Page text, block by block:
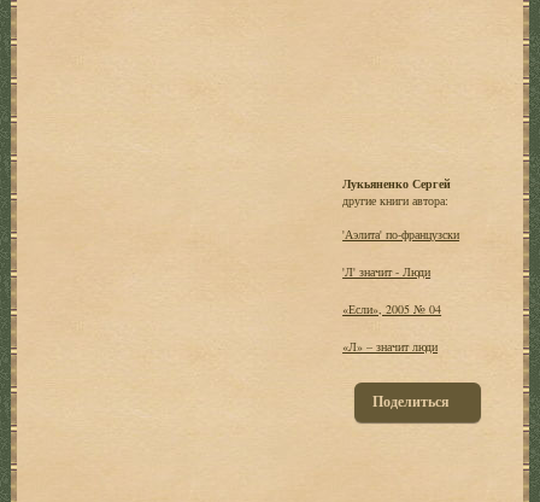
Лукьяненко Сергей
другие книги автора:
'Аэлита' по-французски
'Л' значит - Люди
«Если», 2005 № 04
«Л» – значит люди
Поделиться